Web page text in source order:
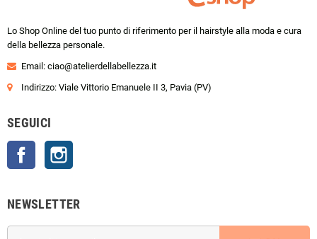
Lo Shop Online del tuo punto di riferimento per il hairstyle alla moda e cura
della bellezza personale.
Email: ciao@atelierdellabellezza.it
Indirizzo: Viale Vittorio Emanuele II 3, Pavia (PV)
SEGUICI
Facebook
NEWSLETTER